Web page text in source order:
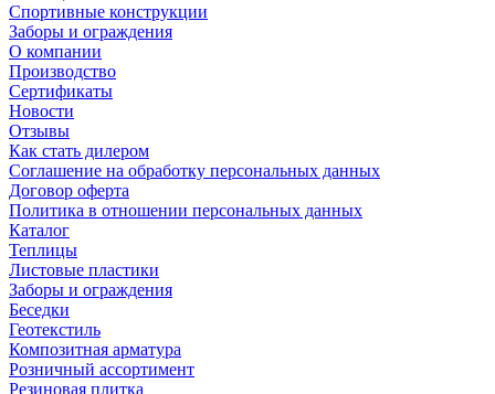
Спортивные конструкции
Заборы и ограждения
О компании
Производство
Сертификаты
Новости
Отзывы
Как стать дилером
Соглашение на обработку персональных данных
Договор оферта
Политика в отношении персональных данных
Каталог
Теплицы
Листовые пластики
Заборы и ограждения
Беседки
Геотекстиль
Композитная арматура
Розничный ассортимент
Резиновая плитка